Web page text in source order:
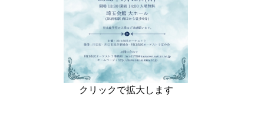
クリックで拡大します